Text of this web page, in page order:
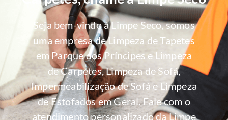
Seja bem-vindo à Limpe Seco, somos
uma empresa de Limpeza de Tapetes
em Parque dos Príncipes e Limpeza
de Carpetes, Limpeza de Sofá,
Impermeabilização de Sofá e Limpeza
de Estofados em Geral. Fale com o
atendimento personalizado da Limpe